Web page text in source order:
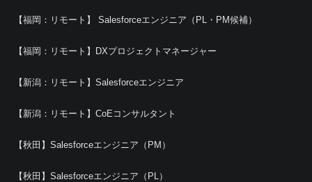
【福岡：リモート】 Salesforceエンジニア（PL・PM候補）
【福岡：リモート】DXプロジェクトマネージャー
【新潟：リモート】Salesforceエンジニア
【新潟：リモート】CoEコンサルタント
【秋田】Salesforceエンジニア（PM）
【秋田】Salesforceエンジニア（PL）